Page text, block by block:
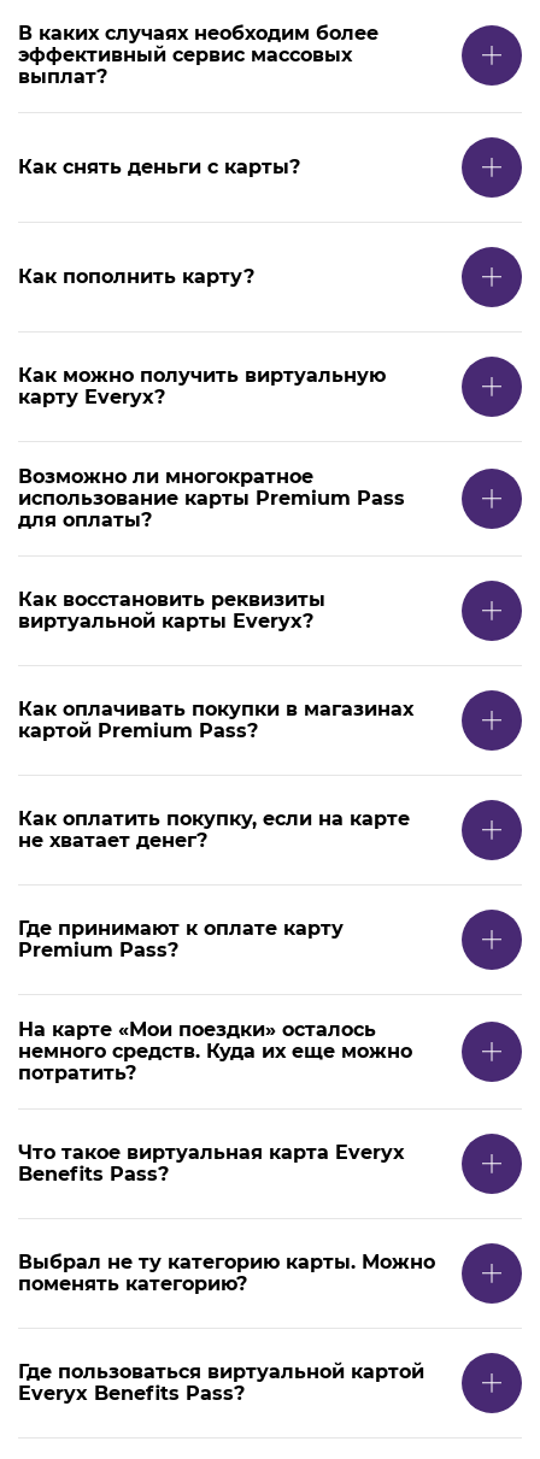
В каких случаях необходим более
эффективный сервис массовых
выплат?
Как снять деньги с карты?
Как пополнить карту?
Как можно получить виртуальную
карту Everyx?
Возможно ли многократное
использование карты Premium Pass
для оплаты?
Как восстановить реквизиты
виртуальной карты Everyx?
Как оплачивать покупки в магазинах
картой Premium Pass?
Как оплатить покупку, если на карте
не хватает денег?
Где принимают к оплате карту
Premium Pass?
На карте «Мои поездки» осталось
немного средств. Куда их еще можно
потратить?
Что такое виртуальная карта Everyx
Benefits Pass?
Выбрал не ту категорию карты. Можно
поменять категорию?
Где пользоваться виртуальной картой
Everyx Benefits Pass?